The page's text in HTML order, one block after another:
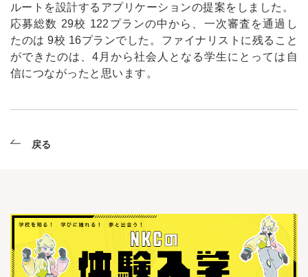
ルートを設計するアプリケーションの提案をしました。
応募総数 29校 122プランの中から、一次審査を通過し
たのは 9校 16プランでした。ファイナリストに残ること
ができたのは、4月から社会人となる学生にとっては自
信につながったと思います。
戻る